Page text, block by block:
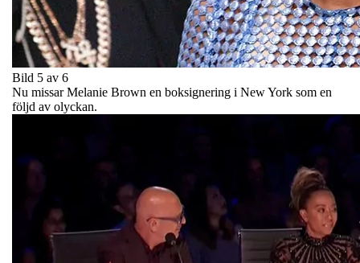
Bild 5 av 6
Nu missar Melanie Brown en boksignering i New York som en
följd av olyckan.